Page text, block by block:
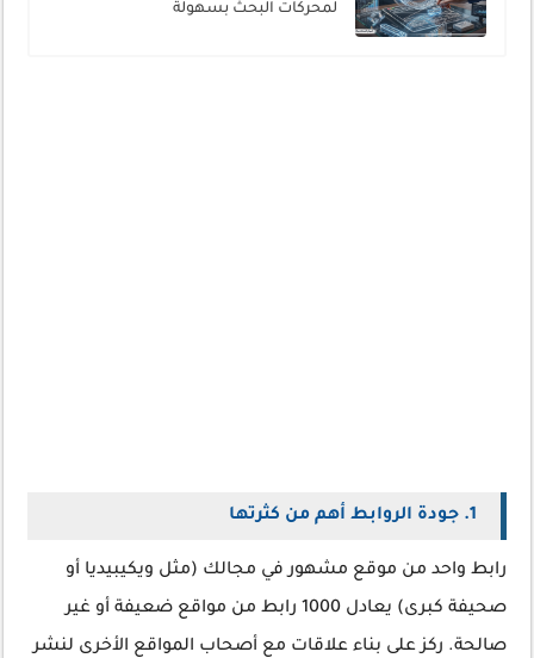
لمحركات البحث بسهولة
1. جودة الروابط أهم من كثرتها
رابط واحد من موقع مشهور في مجالك (مثل ويكيبيديا أو
صحيفة كبرى) يعادل 1000 رابط من مواقع ضعيفة أو غير
صالحة. ركز على بناء علاقات مع أصحاب المواقع الأخرى لنشر